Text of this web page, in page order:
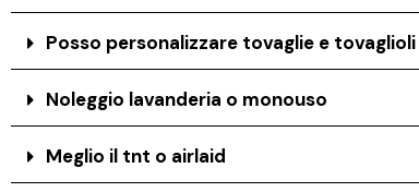
Posso personalizzare tovaglie e tovaglioli
Noleggio lavanderia o monouso
Meglio il tnt o airlaid